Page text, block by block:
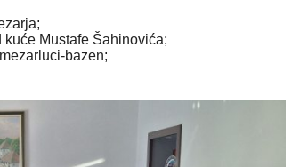
Mustafe Šahinovića;
bazen;